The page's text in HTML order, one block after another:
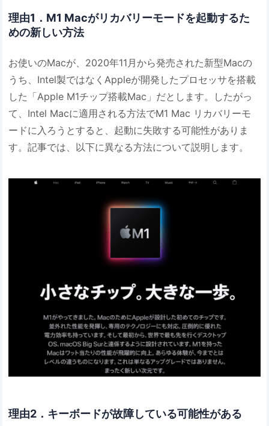
理由1．M1 Macがリカバリーモードを起動するた
めの新しい方法
お使いのMacが、2020年11月から発売された新型Macの
うち、Intel製ではなくAppleが開発したプロセッサを搭載
した「Apple M1チップ搭載Mac」だとします。したがっ
て、Intel Macに適用される方法でM1 Mac リカバリーモ
ードに入ろうとすると、起動に失敗する可能性がありま
す。記事では、以下に異なる方法について説明します。
理由2．キーボードが故障している可能性がある